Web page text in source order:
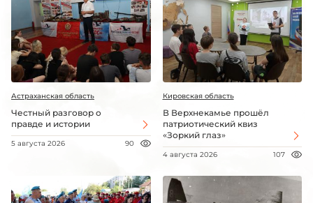
Астраханская область
Честный разговор о
правде и истории
5 августа 2026 90
Кировская область
В Верхнекамье прошёл
патриотический квиз
«Зоркий глаз»
4 августа 2026 107